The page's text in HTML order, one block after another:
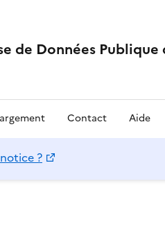
de Données
Contact Aide
?